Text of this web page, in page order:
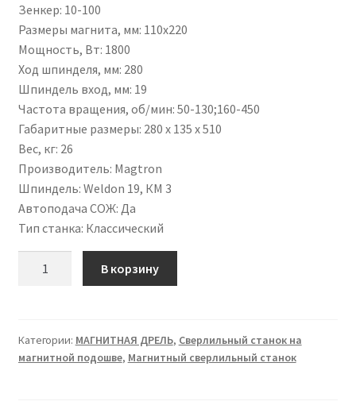
Зенкер: 10-100
Размеры магнита, мм: 110х220
Мощность, Вт: 1800
Ход шпинделя, мм: 280
Шпиндель вход, мм: 19
Частота вращения, об/мин: 50-130;160-450
Габаритные размеры: 280 х 135 х 510
Вес, кг: 26
Производитель: Magtron
Шпиндель: Weldon 19, КМ 3
Автоподача СОЖ: Да
Тип станка: Классический
В корзину
Категории: МАГНИТНАЯ ДРЕЛЬ, Сверлильный станок на
магнитной подошве, Магнитный сверлильный станок